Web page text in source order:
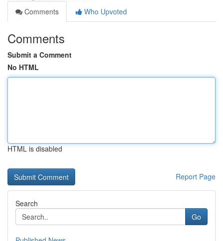
Comments
Who Upvoted
Comments
Submit a Comment
No HTML
HTML is disabled
Report Page
Search
Go